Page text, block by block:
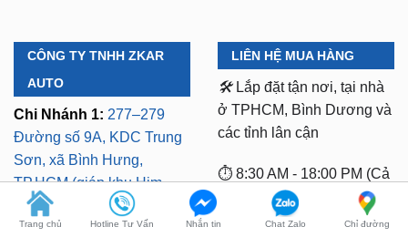
CÔNG TY TNHH ZKAR
AUTO
Chi Nhánh 1: 277–279
Đường số 9A, KDC Trung
Sơn, xã Bình Hưng,
TP.HCM (giáp khu Him
Lam Quận 7)
LIÊN HỆ MUA HÀNG
🛠️ Lắp đặt tận nơi, tại nhà
ở TPHCM, Bình Dương và
các tỉnh lân cận
⏱️ 8:30 AM - 18:00 PM (Cả
T7 Và Chủ Nhật)
Trang chủ Hotline Tư Vấn Nhắn tin Chat Zalo Chỉ đường